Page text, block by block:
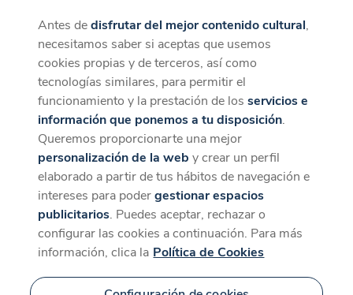
CaixaForum+
La mejor experiencia desde la App
Descargar
Antes dedisfrutar del mejor contenido cultural,
necesitamos saber si aceptas que usemos
cookies propias y de terceros, así como
tecnologías similares, para permitir el
funcionamiento y la prestación de losservicios e
información que ponemos a tu disposición.
Queremos proporcionarte una mejor
personalización de la web y crear un perfil
elaborado a partir de tus hábitos de navegación e
intereses para podergestionar espacios
publicitarios. Puedes aceptar, rechazar o
configurar las cookies a continuación. Para más
información, clica la Política de Cookies